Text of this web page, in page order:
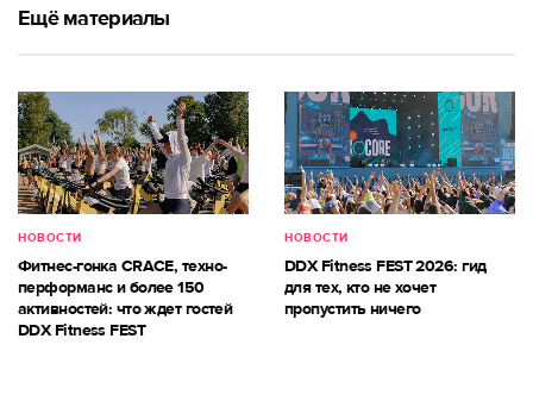
Ещё материалы
НОВОСТИ
Фитнес-гонка CRACE, техно-
перформанс и более 150
активностей: что ждет гостей
DDX Fitness FEST
НОВОСТИ
DDX Fitness FEST 2026: гид
для тех, кто не хочет
пропустить ничего